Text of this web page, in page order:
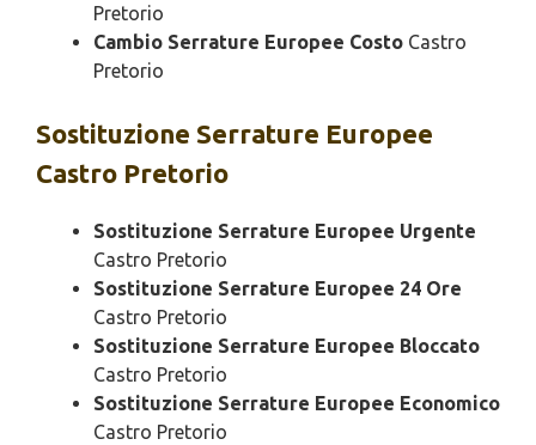
Pretorio
Cambio Serrature Europee Costo Castro
Pretorio
Sostituzione Serrature Europee
Castro Pretorio
Sostituzione Serrature Europee Urgente
Castro Pretorio
Sostituzione Serrature Europee 24 Ore
Castro Pretorio
Sostituzione Serrature Europee Bloccato
Castro Pretorio
Sostituzione Serrature Europee Economico
Castro Pretorio